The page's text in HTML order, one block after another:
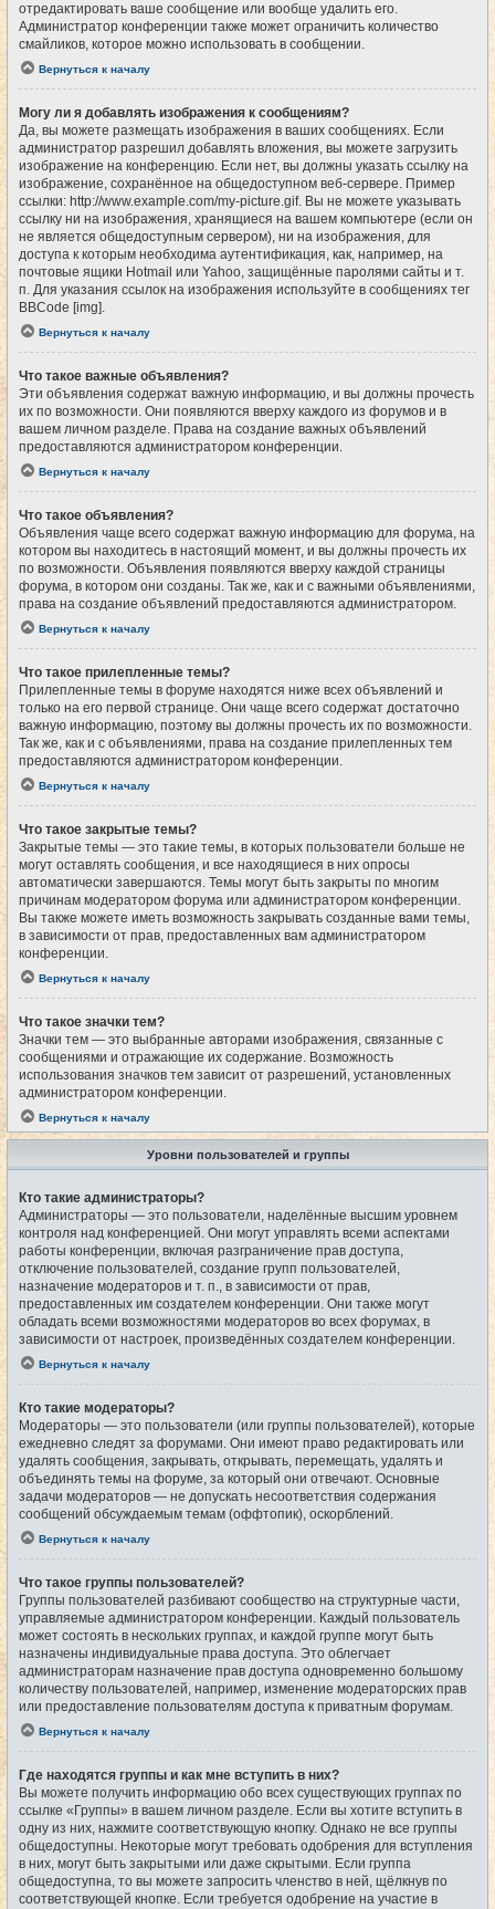
отредактировать ваше сообщение или вообще удалить его.
Администратор конференции также может ограничить количество
смайликов, которое можно использовать в сообщении.
Вернуться к началу
Могу ли я добавлять изображения к сообщениям?
Да, вы можете размещать изображения в ваших сообщениях. Если
администратор разрешил добавлять вложения, вы можете загрузить
изображение на конференцию. Если нет, вы должны указать ссылку на
изображение, сохранённое на общедоступном веб-сервере. Пример
ссылки: http://www.example.com/my-picture.gif. Вы не можете указывать
ссылку ни на изображения, хранящиеся на вашем компьютере (если он
не является общедоступным сервером), ни на изображения, для
доступа к которым необходима аутентификация, как, например, на
почтовые ящики Hotmail или Yahoo, защищённые паролями сайты и т.
п. Для указания ссылок на изображения используйте в сообщениях тег
BBCode [img].
Вернуться к началу
Что такое важные объявления?
Эти объявления содержат важную информацию, и вы должны прочесть
их по возможности. Они появляются вверху каждого из форумов и в
вашем личном разделе. Права на создание важных объявлений
предоставляются администратором конференции.
Вернуться к началу
Что такое объявления?
Объявления чаще всего содержат важную информацию для форума, на
котором вы находитесь в настоящий момент, и вы должны прочесть их
по возможности. Объявления появляются вверху каждой страницы
форума, в котором они созданы. Так же, как и с важными объявлениями,
права на создание объявлений предоставляются администратором.
Вернуться к началу
Что такое прилепленные темы?
Прилепленные темы в форуме находятся ниже всех объявлений и
только на его первой странице. Они чаще всего содержат достаточно
важную информацию, поэтому вы должны прочесть их по возможности.
Так же, как и с объявлениями, права на создание прилепленных тем
предоставляются администратором конференции.
Вернуться к началу
Что такое закрытые темы?
Закрытые темы — это такие темы, в которых пользователи больше не
могут оставлять сообщения, и все находящиеся в них опросы
автоматически завершаются. Темы могут быть закрыты по многим
причинам модератором форума или администратором конференции.
Вы также можете иметь возможность закрывать созданные вами темы,
в зависимости от прав, предоставленных вам администратором
конференции.
Вернуться к началу
Что такое значки тем?
Значки тем — это выбранные авторами изображения, связанные с
сообщениями и отражающие их содержание. Возможность
использования значков тем зависит от разрешений, установленных
администратором конференции.
Вернуться к началу
Уровни пользователей и группы
Кто такие администраторы?
Администраторы — это пользователи, наделённые высшим уровнем
контроля над конференцией. Они могут управлять всеми аспектами
работы конференции, включая разграничение прав доступа,
отключение пользователей, создание групп пользователей,
назначение модераторов и т. п., в зависимости от прав,
предоставленных им создателем конференции. Они также могут
обладать всеми возможностями модераторов во всех форумах, в
зависимости от настроек, произведённых создателем конференции.
Вернуться к началу
Кто такие модераторы?
Модераторы — это пользователи (или группы пользователей), которые
ежедневно следят за форумами. Они имеют право редактировать или
удалять сообщения, закрывать, открывать, перемещать, удалять и
объединять темы на форуме, за который они отвечают. Основные
задачи модераторов — не допускать несоответствия содержания
сообщений обсуждаемым темам (оффтопик), оскорблений.
Вернуться к началу
Что такое группы пользователей?
Группы пользователей разбивают сообщество на структурные части,
управляемые администратором конференции. Каждый пользователь
может состоять в нескольких группах, и каждой группе могут быть
назначены индивидуальные права доступа. Это облегчает
администраторам назначение прав доступа одновременно большому
количеству пользователей, например, изменение модераторских прав
или предоставление пользователям доступа к приватным форумам.
Вернуться к началу
Где находятся группы и как мне вступить в них?
Вы можете получить информацию обо всех существующих группах по
ссылке «Группы» в вашем личном разделе. Если вы хотите вступить в
одну из них, нажмите соответствующую кнопку. Однако не все группы
общедоступны. Некоторые могут требовать одобрения для вступления
в них, могут быть закрытыми или даже скрытыми. Если группа
общедоступна, то вы можете запросить членство в ней, щёлкнув по
соответствующей кнопке. Если требуется одобрение на участие в